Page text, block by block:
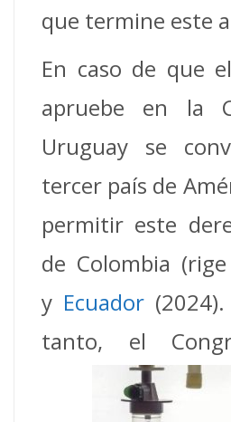
que termine este
En caso de que
apruebe en la
Uruguay se
tercer país de
permitir este
de Colombia
y Ecuador
tanto, el